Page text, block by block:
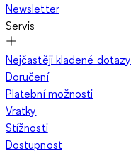
Newsletter
Servis
Nejčastěji kladené dotazy
Doručení
Platební možnosti
Vratky
Stížnosti
Dostupnost